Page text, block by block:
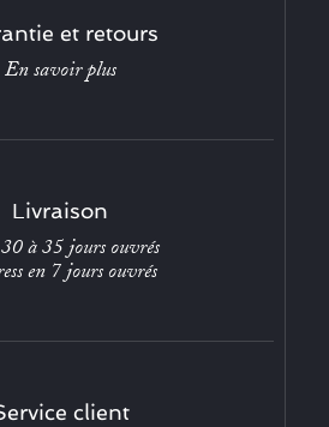
et retours
En savoir plus
Livraison
30 à 35 jours ouvrés
en 7 jours ouvrés
client